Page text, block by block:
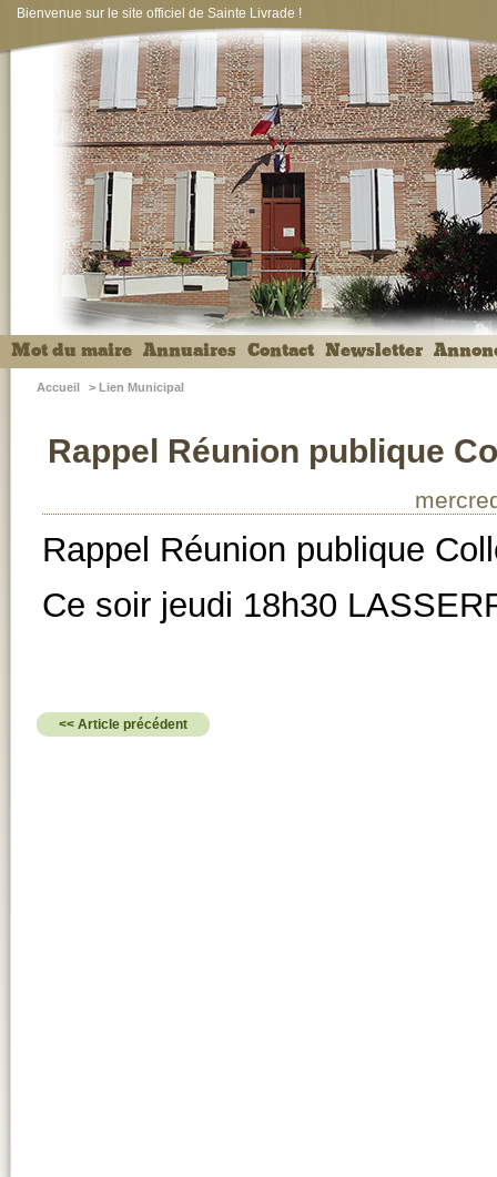
Bienvenue sur le site officiel de Sainte Livrade !
Mot du maire Annuaires Contact Newsletter
Accueil > Lien Municipal
Rappel Réunion publique
Rappel Réunion publique
Ce soir jeudi 18h30
<< Article précédent